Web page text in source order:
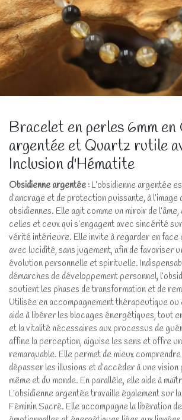
Bracelet en perles 6mm en
argentée et Quartz rutile
Inclusion d'Hématite
Obsidienne argentée : L’obsidienne argentée
d’ancrage et de protection puissante, à
obsidiennes. Elle agit comme un miroir de
celles et ceux qui s’engagent avec sincérité
vérité intérieure. Elle invite à regarder en face
avec lucidité, sans jugement, afin de favoriser
évolution personnelle et spirituelle.
démarches de développement personnel,
soutient les phases de transformation et de
Utilisée en accompagnement thérapeutique
aide à libérer les blocages énergétiques, tout
et la vitalité nécessaires aux processus de
affine la perception, aiguise les sens et offre
remarquable. Elle permet de mieux
dépasser les illusions et d’accéder à une
même et du monde. En parallèle, elle aide à
L’obsidienne argentée travaille également sur
Féminin Sacré. Elle accompagne la libération